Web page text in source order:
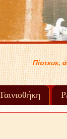
στή ζωή